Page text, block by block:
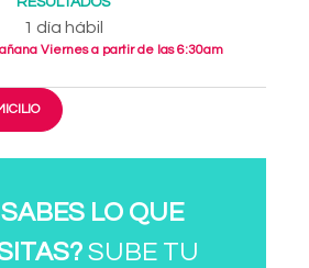
1 día hábil
Viernes a partir de las 6:30am
LO QUE
SUBE TU